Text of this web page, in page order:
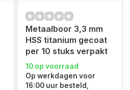
Metaalboor 3,3 mm
HSS titanium gecoat
per 10 stuks verpakt
10 op voorraad
Op werkdagen voor
16:00 uur besteld,